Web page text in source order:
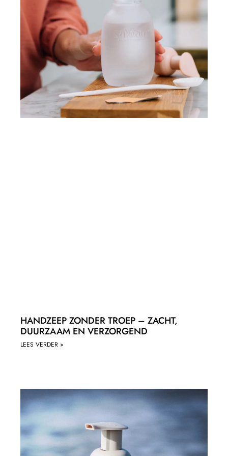
HANDZEEP ZONDER TROEP – ZACHT,
DUURZAAM EN VERZORGEND
LEES VERDER »